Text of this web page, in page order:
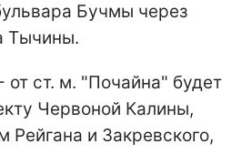
Бучмы через
Тычины.
ст. м. "Почайна" будет
Червоной Калины,
Рейгана и Закревского,